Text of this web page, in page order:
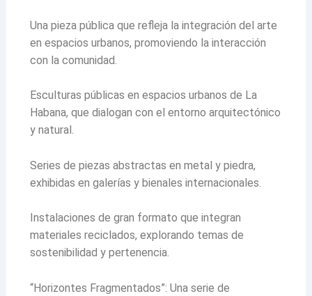
Una pieza pública que refleja la integración del arte
en espacios urbanos, promoviendo la interacción
con la comunidad.
Esculturas públicas en espacios urbanos de La
Habana, que dialogan con el entorno arquitectónico
y natural.
Series de piezas abstractas en metal y piedra,
exhibidas en galerías y bienales internacionales.
Instalaciones de gran formato que integran
materiales reciclados, explorando temas de
sostenibilidad y pertenencia.
“Horizontes Fragmentados”: Una serie de